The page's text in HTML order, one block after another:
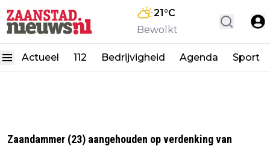
21°C
Bewolkt
Actueel 112 Bedrijvigheid Agenda Sport
Zaandammer (23) aangehouden op verdenking van